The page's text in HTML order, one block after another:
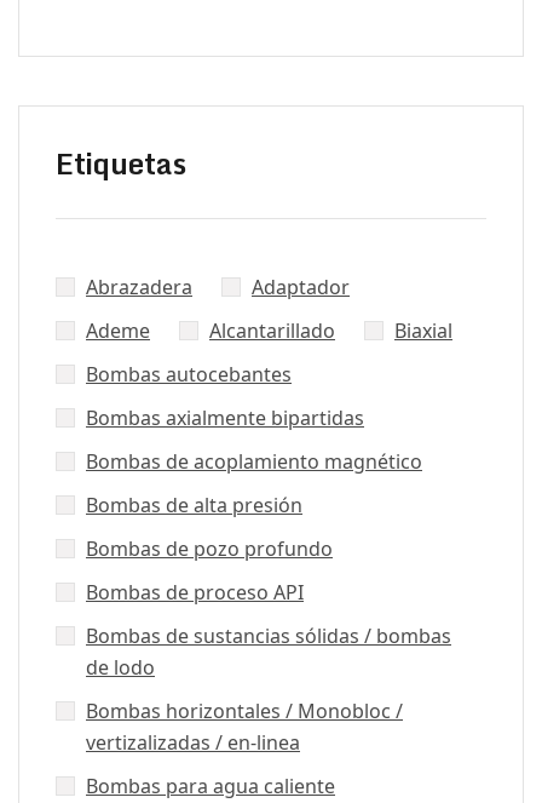
Etiquetas
Abrazadera
Adaptador
Ademe
Alcantarillado
Biaxial
Bombas autocebantes
Bombas axialmente bipartidas
Bombas de acoplamiento magnético
Bombas de alta presión
Bombas de pozo profundo
Bombas de proceso API
Bombas de sustancias sólidas / bombas
de lodo
Bombas horizontales / Monobloc /
vertizalizadas / en-linea
Bombas para agua caliente